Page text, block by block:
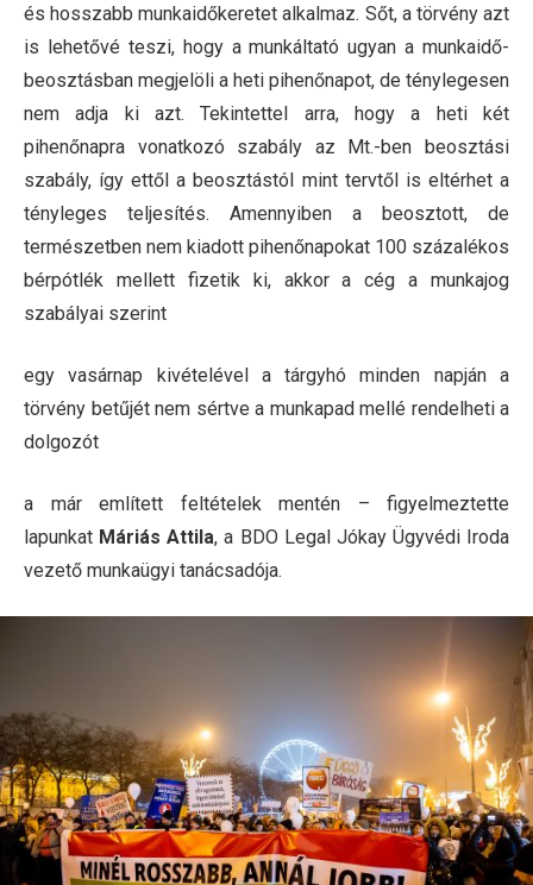
és hosszabb munkaidőkeretet alkalmaz. Sőt, a törvény azt
is lehetővé teszi, hogy a munkáltató ugyan a munkaidő-
beosztásban megjelöli a heti pihenőnapot, de ténylegesen
nem adja ki azt. Tekintettel arra, hogy a heti két
pihenőnapra vonatkozó szabály az Mt.-ben beosztási
szabály, így ettől a beosztástól mint tervtől is eltérhet a
tényleges teljesítés. Amennyiben a beosztott, de
természetben nem kiadott pihenőnapokat 100 százalékos
bérpótlék mellett fizetik ki, akkor a cég a munkajog
szabályai szerint
egy vasárnap kivételével a tárgyhó minden napján a
törvény betűjét nem sértve a munkapad mellé rendelheti a
dolgozót
a már említett feltételek mentén – figyelmeztette
lapunkat Máriás Attila, a BDO Legal Jókay Ügyvédi Iroda
vezető munkaügyi tanácsadója.